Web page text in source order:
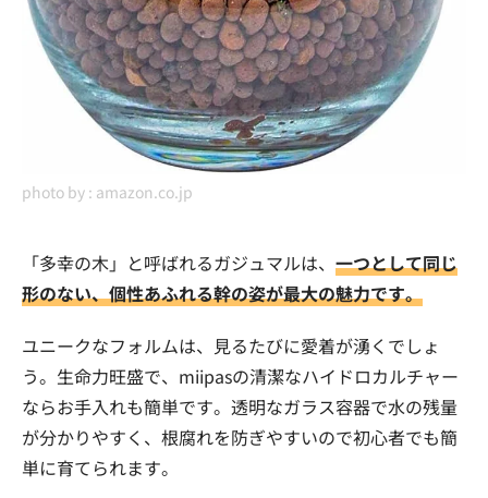
photo by : amazon.co.jp
「多幸の木」と呼ばれるガジュマルは、 一つとして同じ
形のない、個性あふれる幹の姿が最大の魅力です。
ユニークなフォルムは、見るたびに愛着が湧くでしょ
う。生命力旺盛で、miipasの清潔なハイドロカルチャー
ならお手入れも簡単です。透明なガラス容器で水の残量
が分かりやすく、根腐れを防ぎやすいので初心者でも簡
単に育てられます。